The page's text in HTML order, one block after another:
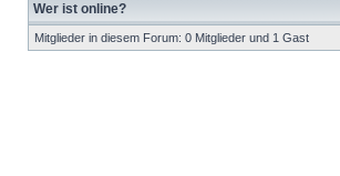
Wer ist online?
Mitglieder in diesem Forum: 0 Mitglieder und 1 Gast